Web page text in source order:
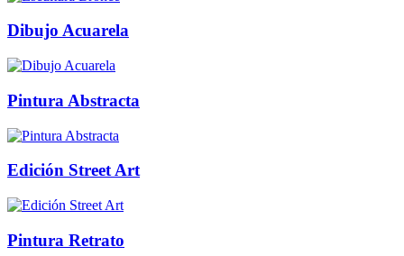
Dibujo Acuarela
Pintura Abstracta
Edición Street Art
Pintura Retrato